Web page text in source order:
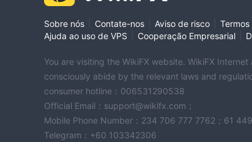
outras instituições financeiras. A falta de
exigir diligência adicional ao considerar os
O Scotiabank oferece uma variedade de
Bancária para Estudantes, Conta Básica
O Ultimate Package é uma solução bancária
transações de débito ilimitadas, transações
saques globais gratuitos ilimitados não-
Sobre nós Contate-nos Aviso de risco
Ajuda ao uso de VPS
Cooperação Empresarial
You are visiting the WikiFX website. WikiFX
consciously abide by the relevant laws and
consumer hotline：006531290538
Official Email：support@wikifx.com；
Mobile Phone Number：234 706 777 7762；61
Telegram：+60 103342306